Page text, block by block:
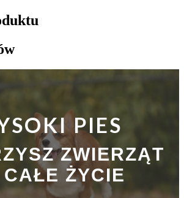
PIES
ZWIERZĄT
CAŁE ŻYCIE